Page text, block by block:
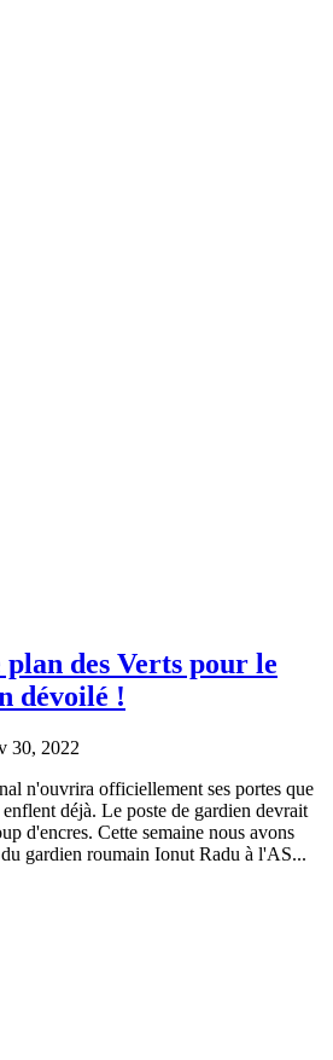
des Verts pour le
dévoilé !
30, 2022
n'ouvrira officiellement ses portes que
déjà. Le poste de gardien devrait
d'encres. Cette semaine nous avons
gardien roumain Ionut Radu à l'AS...